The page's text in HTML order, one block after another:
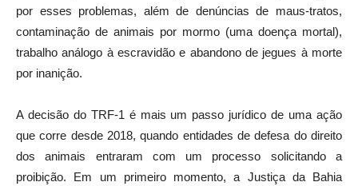
por esses problemas, além de denúncias de maus-tratos,
contaminação de animais por mormo (uma doença mortal),
trabalho análogo à escravidão e abandono de jegues à morte
por inanição.
A decisão do TRF-1 é mais um passo jurídico de uma ação
que corre desde 2018, quando entidades de defesa do direito
dos animais entraram com um processo solicitando a
proibição. Em um primeiro momento, a Justiça da Bahia